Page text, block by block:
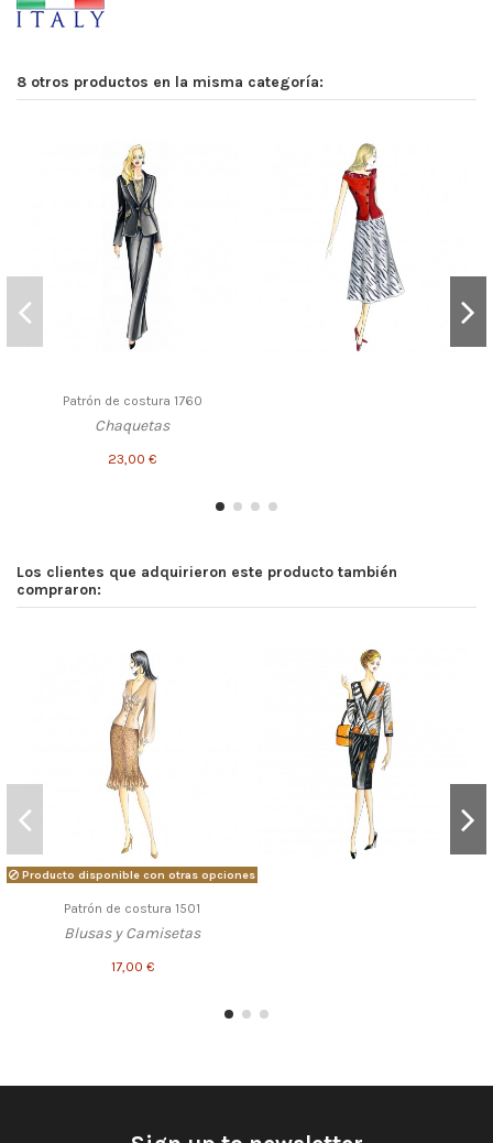
8 otros productos en la misma categoría:
Patrón de costura 1760
Chaquetas
23,00 €
Los clientes que adquirieron este producto también
compraron:
Producto disponible con otras opciones
Patrón de costura 1501
Blusas y Camisetas
17,00 €